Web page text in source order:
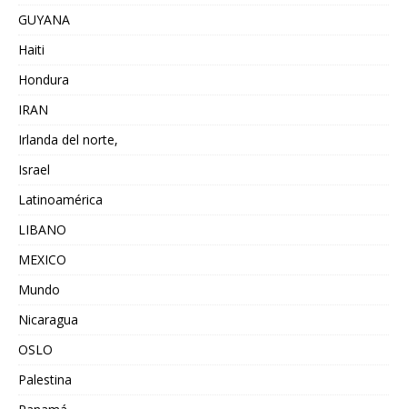
GUYANA
Haiti
Hondura
IRAN
Irlanda del norte,
Israel
Latinoamérica
LIBANO
MEXICO
Mundo
Nicaragua
OSLO
Palestina